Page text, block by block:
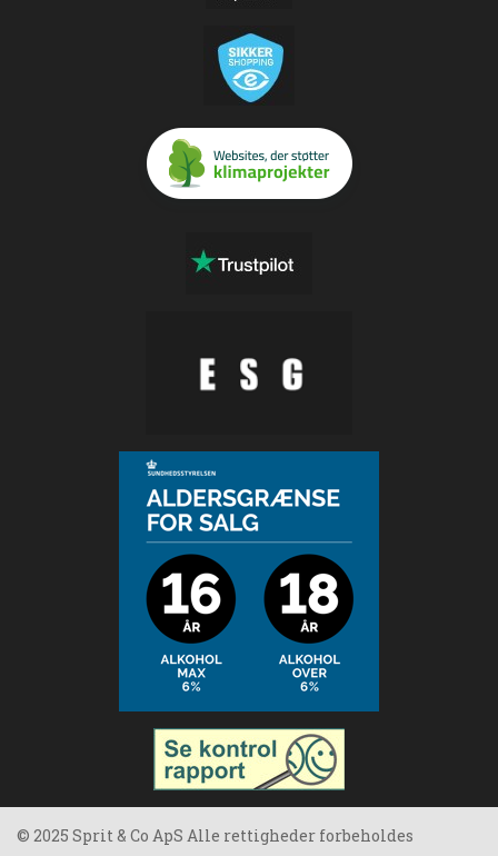
© 2025 Sprit & Co ApS Alle rettigheder forbeholdes